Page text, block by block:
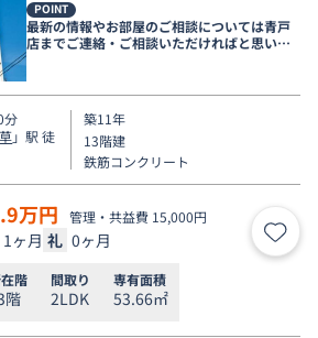
POINT
最新の情報やお部屋のご相談については青戸
店までご連絡・ご相談いただければと思いま
す。
分
」駅 徒
築11年
13階建
鉄筋コンクリート
万円 管理・共益費 15,000円
1ヶ月 礼 0ヶ月 お気
階
階
間取り
2LDK
専有面積
53.66㎡